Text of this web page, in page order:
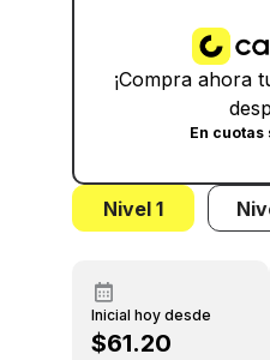
¡Compra ahora
En
Nivel 1
Inicial hoy desde
$61.20